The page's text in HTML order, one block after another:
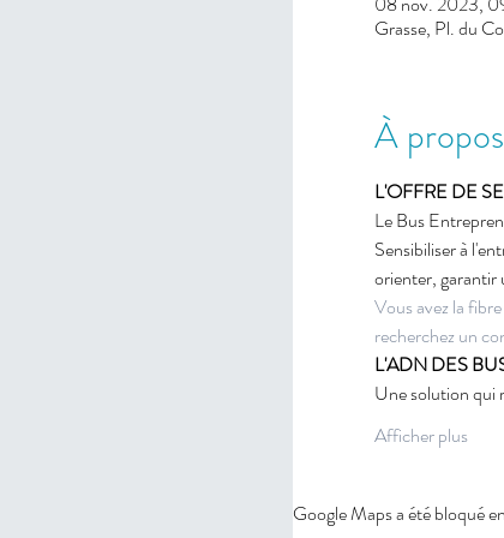
Grasse, Pl. du
À
L'OFFRE DE
Le Bus
Sensibiliser à
orienter, garantir
Vous avez la
recherchez un
L'ADN DES
Une solution qui
Afficher plus
Google Maps a été bloqué